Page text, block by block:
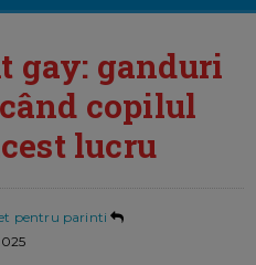
gay: ganduri
copilul
lucru
pentru parinti